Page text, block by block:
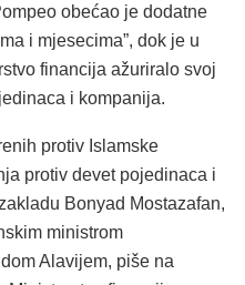
obećao je dodatne
i mjesecima”, dok je u
financija ažuriralo svoj
i kompanija.
protiv Islamske
protiv devet pojedinaca i
Bonyad Mostazafan,
ministrom
Alavijem, piše na